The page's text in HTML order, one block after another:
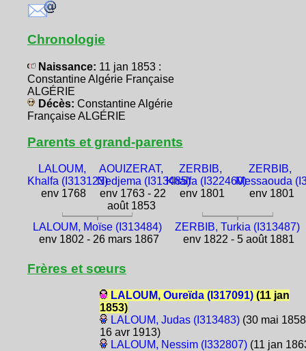
Chronologie
Naissance: 11 jan 1853 :
Constantine Algérie Française
ALGÉRIE
Décès: Constantine Algérie
Française ALGÉRIE
Parents et grand-parents
LALOUM,
Khalfa (I313123)
env 1768
AOUIZERAT,
Nedjema (I313485)
env 1763 - 22
août 1853
ZERBIB,
Khalfa (I322460)
env 1801
ZERBIB,
Messaouda
env 1801
LALOUM, Moïse (I313484)
env 1802 - 26 mars 1867
ZERBIB, Turkia (I313487)
env 1822 - 5 août 1881
Frères et sœurs
LALOUM, Oureïda (I317091)(11 jan
1853)
LALOUM, Judas (I313483)(30 mai
16 avr 1913)
LALOUM, Nessim (I332807)(11 jan